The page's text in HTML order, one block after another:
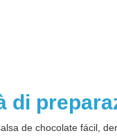
di
de chocolate fácil,